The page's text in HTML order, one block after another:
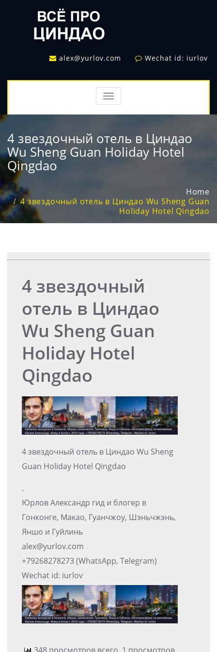
alex@yurlov.com Wechat id: iurlov
TOGGLE
NAVIGATION
4 звездочный отель в Циндао
Wu Sheng Guan Holiday Hotel
Qingdao
Home
4 звездочный отель в Циндао Wu Sheng Guan
Holiday Hotel Qingdao
4 звездочный
отель в Циндао
Wu Sheng Guan
Holiday Hotel
Qingdao
4 звездочный отель в Циндао Wu Sheng
Guan Holiday Hotel Qingdao
.
Юрлов Александр гид и блогер в
Гонконге, Макао, Гуанчжоу, Шэньчжэнь,
Яншо и Гуйлинь
alex@yurlov.com
+79268278273 (WhatsApp, Telegram)
Wechat id: iurlov